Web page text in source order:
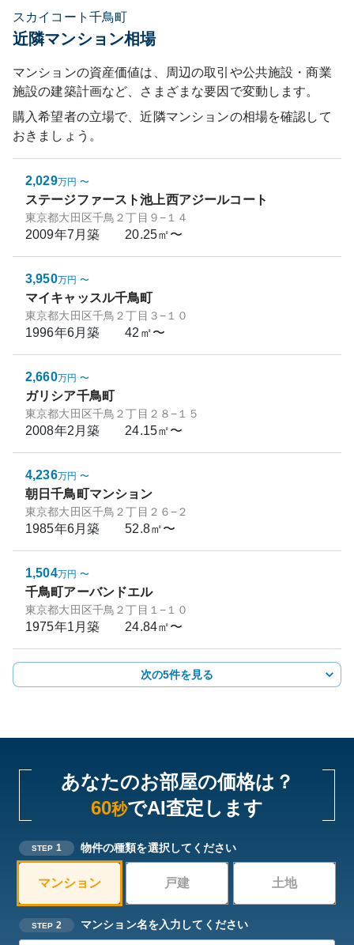
スカイコート千鳥町
近隣マンション相場
マンションの資産価値は、周辺の取引や公共施設・商業
施設の建築計画など、さまざまな要因で変動します。
購入希望者の立場で、近隣マンションの相場を確認して
おきましょう。
2,029万円 〜
ステージファースト池上西アジールコート
東京都大田区千鳥２丁目９−１４
2009年7月築 20.25㎡〜
3,950万円 〜
マイキャッスル千鳥町
東京都大田区千鳥２丁目３−１０
1996年6月築 42㎡〜
2,660万円 〜
ガリシア千鳥町
東京都大田区千鳥２丁目２８−１５
2008年2月築 24.15㎡〜
4,236万円 〜
朝日千鳥町マンション
東京都大田区千鳥２丁目２６−２
1985年6月築 52.8㎡〜
1,504万円 〜
千鳥町アーバンドエル
東京都大田区千鳥２丁目１−１０
1975年1月築 24.84㎡〜
次の5件を見る
あなたのお部屋の価格は？
60秒でAI査定します
STEP 1 物件の種類を選択してください
マンション 戸建 土地
STEP 2 マンション名を入力してください